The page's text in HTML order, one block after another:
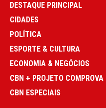
DESTAQUE PRINCIPAL
CIDADES
POLÍTICA
ESPORTE & CULTURA
ECONOMIA & NEGÓCIOS
CBN + PROJETO COMPROVA
CBN ESPECIAIS